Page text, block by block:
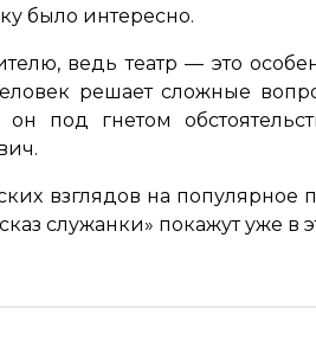
было интересно.
ведь театр — это
решает сложные
под гнетом
взглядов на популярное
служанки» покажут уже в